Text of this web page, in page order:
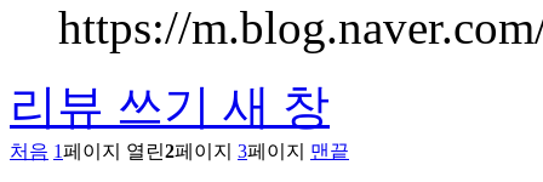
https://
리뷰 쓰기 새 창
처음 1페이지 열린2페이지 3페이지 맨끝